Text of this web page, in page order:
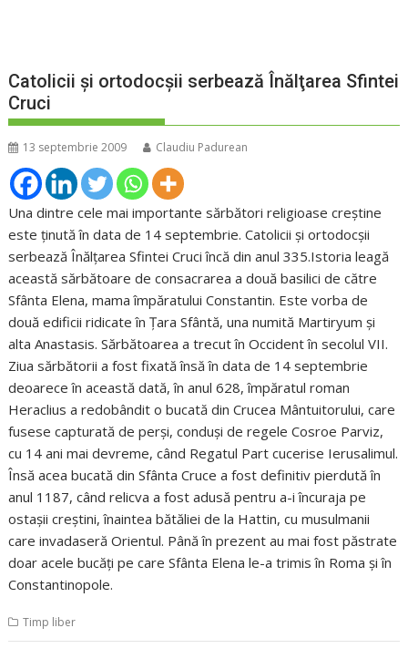
Catolicii şi ortodocşii serbează Înălţarea Sfintei
Cruci
13 septembrie 2009 Claudiu Padurean
Una dintre cele mai importante sărbători religioase creştine
este ţinută în data de 14 septembrie. Catolicii şi ortodocşii
serbează Înălţarea Sfintei Cruci încă din anul 335.Istoria leagă
această sărbătoare de consacrarea a două basilici de către
Sfânta Elena, mama împăratului Constantin. Este vorba de
două edificii ridicate în Ţara Sfântă, una numită Martiryum şi
alta Anastasis. Sărbătoarea a trecut în Occident în secolul VII.
Ziua sărbătorii a fost fixată însă în data de 14 septembrie
deoarece în această dată, în anul 628, împăratul roman
Heraclius a redobândit o bucată din Crucea Mântuitorului, care
fusese capturată de perşi, conduşi de regele Cosroe Parviz,
cu 14 ani mai devreme, când Regatul Part cucerise Ierusalimul.
Însă acea bucată din Sfânta Cruce a fost definitiv pierdută în
anul 1187, când relicva a fost adusă pentru a-i încuraja pe
ostaşii creştini, înaintea bătăliei de la Hattin, cu musulmanii
care invadaseră Orientul. Până în prezent au mai fost păstrate
doar acele bucăţi pe care Sfânta Elena le-a trimis în Roma şi în
Constantinopole.
Timp liber